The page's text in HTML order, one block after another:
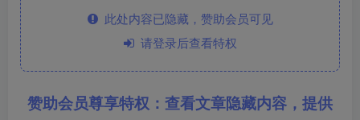
此处内容已隐藏，赞助会员可见
请登录后查看特权
赞助会员尊享特权：查看文章隐藏内容，提供